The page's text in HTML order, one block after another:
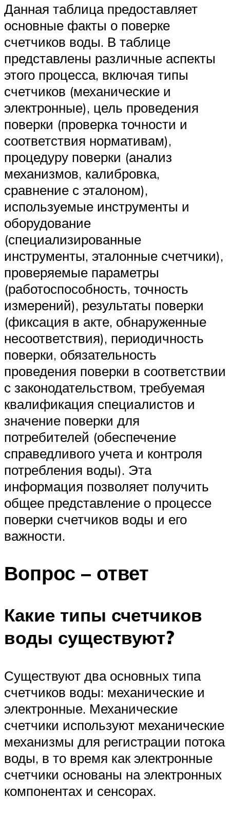
Данная таблица предоставляет
основные факты о поверке
счетчиков воды. В таблице
представлены различные аспекты
этого процесса, включая типы
счетчиков (механические и
электронные), цель проведения
поверки (проверка точности и
соответствия нормативам),
процедуру поверки (анализ
механизмов, калибровка,
сравнение с эталоном),
используемые инструменты и
оборудование
(специализированные
инструменты, эталонные счетчики),
проверяемые параметры
(работоспособность, точность
измерений), результаты поверки
(фиксация в акте, обнаруженные
несоответствия), периодичность
поверки, обязательность
проведения поверки в соответствии
с законодательством, требуемая
квалификация специалистов и
значение поверки для
потребителей (обеспечение
справедливого учета и контроля
потребления воды). Эта
информация позволяет получить
общее представление о процессе
поверки счетчиков воды и его
важности.
Вопрос – ответ
Какие типы счетчиков
воды существуют?
Существуют два основных типа
счетчиков воды: механические и
электронные. Механические
счетчики используют механические
механизмы для регистрации потока
воды, в то время как электронные
счетчики основаны на электронных
компонентах и сенсорах.